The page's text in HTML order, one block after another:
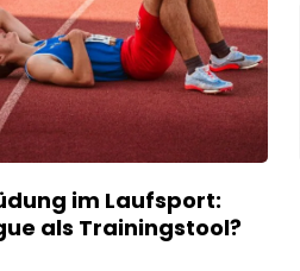
im Laufsport:
als Trainingstool?